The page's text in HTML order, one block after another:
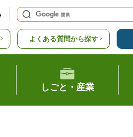
よくある質問から探す
しごと・産業